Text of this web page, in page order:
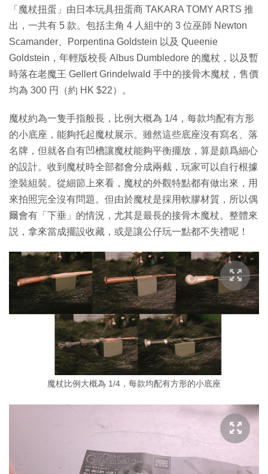
「魔杖扭蛋」由日本玩具扭蛋商 TAKARA TOMY ARTS 推
出，一共有 5 款。包括主角 4 人組中的 3 位巫師 Newton
Scamander、Porpentina Goldstein 以及 Queenie
Goldstein，年輕版校長 Albus Dumbledore 的魔杖，以及暫
時落在老魔王 Gellert Grindelwald 手中的接骨木魔杖，售價
均為 300 円（約 HK $22）。
魔杖約為一隻手指般長，比例大概為 1/4，每款均配有方形
的小底座，能夠托起魔杖展示。雖然這些底座沒有寫名、落
名牌，但就各自有凹槽讓魔杖能夠平衡擺放，算是頗爲細心
的設計。收到魔杖時全部都會分成兩截，玩家可以自行根據
塗裝組裝。從細節上來看，魔杖的外觀特點都有做出來，用
來拍照完全沒有問題。但由於魔杖是採用軟膠材質，所以偶
爾會有「下垂」的情況，尤其是最長的接骨木魔杖。整體來
説，拿來當成擺設收藏，或是讓公仔玩一點都不失禮呢！
魔杖比例大概為 1/4，每款均配有方形的小底座